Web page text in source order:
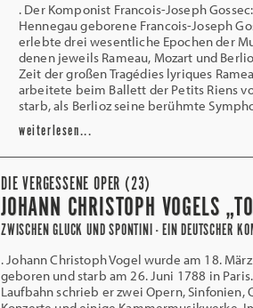
. Der Komponist Francois-Joseph
Hennegau geborene Francois-Joseph
erlebte drei wesentliche Epochen der
denen jeweils Rameau, Mozart und
Zeit der großen Tragédies lyriques
arbeitete beim Ballett der Petits Riens
starb, als Berlioz seine berühmte
weiterlesen...
DIE VERGESSENE OPER (23)
JOHANN CHRISTOPH VOGELS
ZWISCHEN GLUCK UND SPONTINI - EIN DEUTSCHER
. Johann Christoph Vogel wurde am 18.
geboren und starb am 26. Juni 1788 in
Laufbahn schrieb er zwei Opern, Sinfonien,